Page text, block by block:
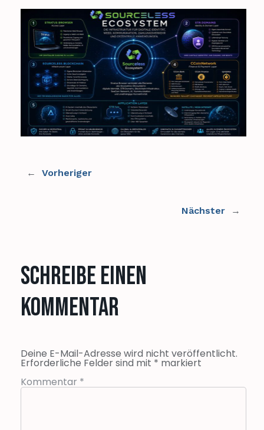
← Vorheriger
Nächster →
Schreibe einen
Kommentar
Deine E-Mail-Adresse wird nicht veröffentlicht.
Erforderliche Felder sind mit * markiert
Kommentar *